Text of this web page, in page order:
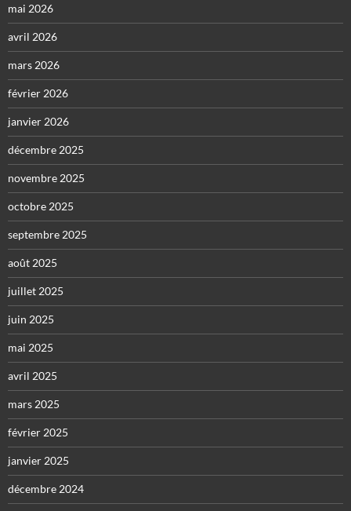
mai 2026
avril 2026
mars 2026
février 2026
janvier 2026
décembre 2025
novembre 2025
octobre 2025
septembre 2025
août 2025
juillet 2025
juin 2025
mai 2025
avril 2025
mars 2025
février 2025
janvier 2025
décembre 2024